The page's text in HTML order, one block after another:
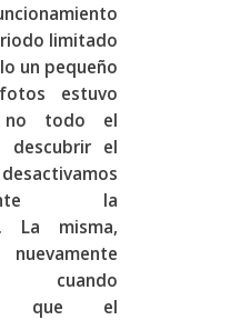
limitado
un pequeño
estuvo
no todo el
descubrir el
la
La misma,
cuando
que el